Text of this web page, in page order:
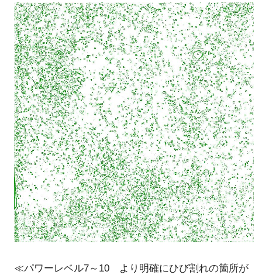
≪パワーレベル7～10 より明確にひび割れの箇所が